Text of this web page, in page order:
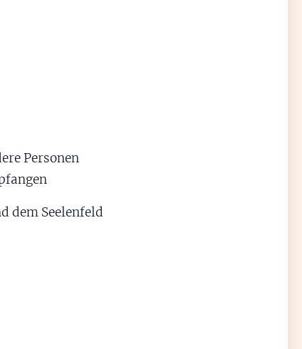
Personen
dem Seelenfeld